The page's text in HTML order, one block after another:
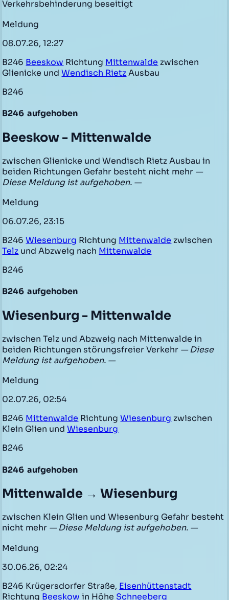
Verkehrsbehinderung beseitigt
Meldung
08.07.26, 12:27
B246 Beeskow Richtung Mittenwalde zwischen
Glienicke undWendisch RietzAusbau
B246
B246 aufgehoben
Beeskow - Mittenwalde
zwischen Glienicke und Wendisch Rietz Ausbau in
beiden Richtungen Gefahr besteht nicht mehr —
Diese Meldung ist aufgehoben. —
Meldung
06.07.26, 23:15
B246Wiesenburg Richtung Mittenwalde zwischen
Telz und Abzweig nach Mittenwalde
B246
B246 aufgehoben
Wiesenburg - Mittenwalde
zwischen Telz und Abzweig nach Mittenwalde in
beiden Richtungen störungsfreier Verkehr — Diese
Meldung ist aufgehoben. —
Meldung
02.07.26, 02:54
B246 Mittenwalde RichtungWiesenburg zwischen
Klein Glien undWiesenburg
B246
B246 aufgehoben
Mittenwalde → Wiesenburg
zwischen Klein Glien und Wiesenburg Gefahr besteht
nicht mehr — Diese Meldung ist aufgehoben. —
Meldung
30.06.26, 02:24
B246 Krügersdorfer Straße, Eisenhüttenstadt
Richtung Beeskow in Höhe Schneeberg